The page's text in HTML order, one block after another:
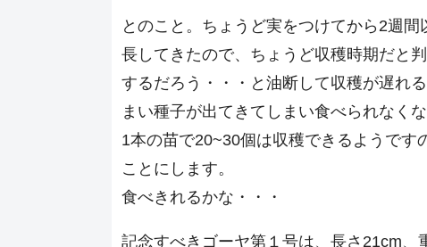
とのこと。ちょうど実をつけてから2週
長してきたので、ちょうど収穫時期だと
するだろう・・・と油断して収穫が遅れ
まい種子が出てきてしまい食べられなく
1本の苗で20~30個は収穫できるようです
ことにします。
食べきれるかな・・・
記念すべきゴーヤ第１号は、長さ21cm